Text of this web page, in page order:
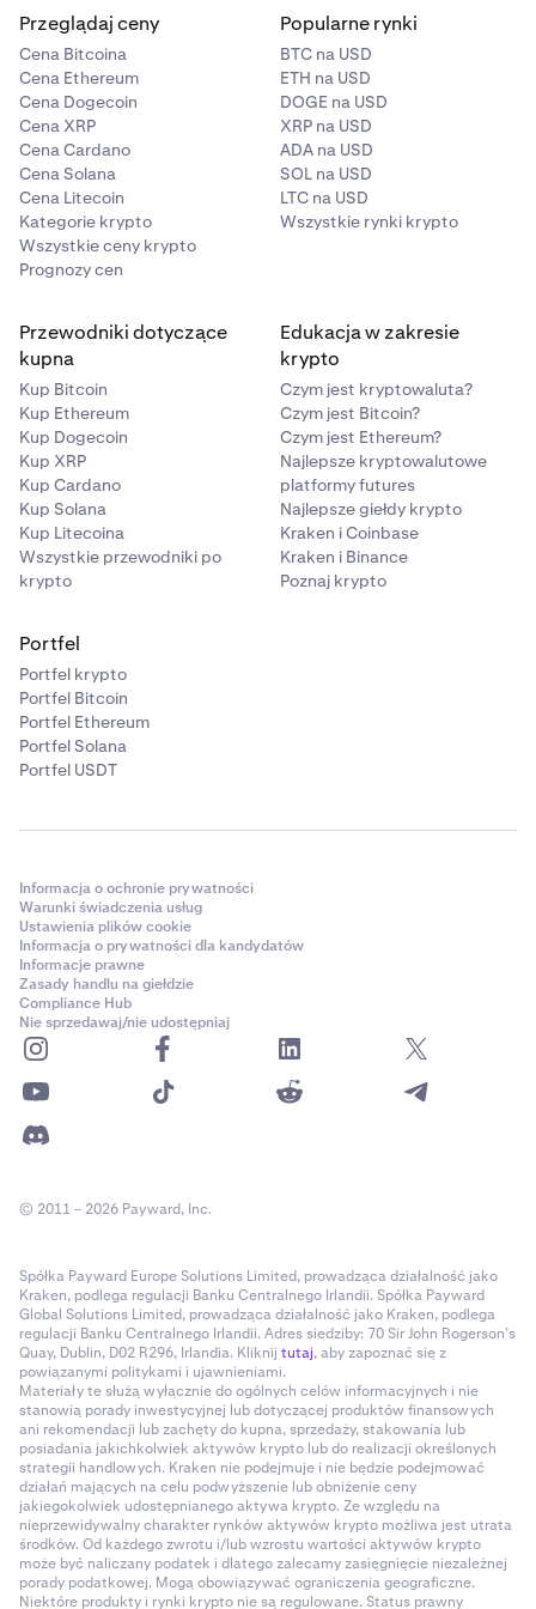
6 Kliknij przycisk Zapisz zmiany.
Przeglądaj ceny
Cena Bitcoina
Cena Ethereum
Cena Dogecoin
Cena XRP
Cena Cardano
Cena Solana
Cena Litecoin
Kategorie krypto
Wszystkie ceny krypto
Prognozy cen
Popularne rynki
BTC na USD
ETH na USD
DOGE na USD
XRP na USD
ADA na USD
SOL na USD
LTC na USD
Wszystkie rynki krypto
Przewodniki dotyczące
kupna
Kup Bitcoin
Kup Ethereum
Kup Dogecoin
Kup XRP
Kup Cardano
Kup Solana
Kup Litecoina
Wszystkie przewodniki po
krypto
Edukacja w zakresie
krypto
Czym jest kryptowaluta?
Czym jest Bitcoin?
Czym jest Ethereum?
Najlepsze kryptowalutowe
platformy futures
Najlepsze giełdy krypto
Kraken i Coinbase
Kraken i Binance
Poznaj krypto
Portfel
Portfel krypto
Portfel Bitcoin
Portfel Ethereum
Portfel Solana
Portfel USDT
Informacja o ochronie prywatności
Warunki świadczenia usług
Ustawienia plików cookie
Informacja o prywatności dla kandydatów
Informacje prawne
Zasady handlu na giełdzie
Compliance Hub
Nie sprzedawaj/nie udostępniaj
© 2011 – 2026 Payward, Inc.
Spółka Payward Europe Solutions Limited, prowadząca działalność jako
Kraken, podlega regulacji Banku Centralnego Irlandii. Spółka Payward
Global Solutions Limited, prowadząca działalność jako Kraken, podlega
regulacji Banku Centralnego Irlandii. Adres siedziby: 70 Sir John Rogerson’s
Quay, Dublin, D02 R296, Irlandia. Kliknij tutaj, aby zapoznać się z
powiązanymi politykami i ujawnieniami.
Materiały te służą wyłącznie do ogólnych celów informacyjnych i nie
stanowią porady inwestycyjnej lub dotyczącej produktów finansowych
ani rekomendacji lub zachęty do kupna, sprzedaży, stakowania lub
posiadania jakichkolwiek aktywów krypto lub do realizacji określonych
strategii handlowych. Kraken nie podejmuje i nie będzie podejmować
działań mających na celu podwyższenie lub obniżenie ceny
jakiegokolwiek udostępnianego aktywa krypto. Ze względu na
nieprzewidywalny charakter rynków aktywów krypto możliwa jest utrata
środków. Od każdego zwrotu i/lub wzrostu wartości aktywów krypto
może być naliczany podatek i dlatego zalecamy zasięgnięcie niezależnej
porady podatkowej. Mogą obowiązywać ograniczenia geograficzne.
Niektóre produkty i rynki krypto nie są regulowane. Status prawny